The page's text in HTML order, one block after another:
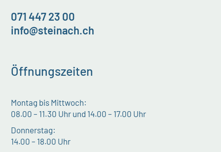
071 447 23 00
info@steinach.ch
Öffnungszeiten
Montag bis Mittwoch:
08.00 – 11.30 Uhr und 14.00 – 17.00 Uhr
Donnerstag:
14.00 – 18.00 Uhr